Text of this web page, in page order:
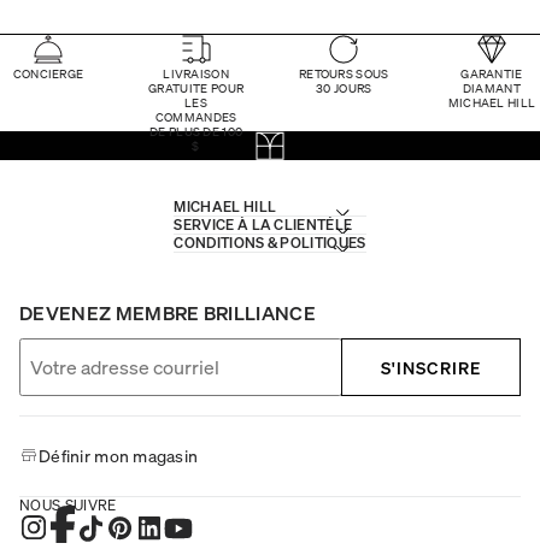
CONCIERGE
LIVRAISON
GRATUITE POUR
LES
COMMANDES
DE PLUS DE 100
$
RETOURS SOUS
30 JOURS
GARANTIE
DIAMANT
MICHAEL HILL
MICHAEL HILL
SERVICE À LA CLIENTÈLE
CONDITIONS & POLITIQUES
DEVENEZ MEMBRE BRILLIANCE
S'INSCRIRE
Définir mon magasin
NOUS SUIVRE